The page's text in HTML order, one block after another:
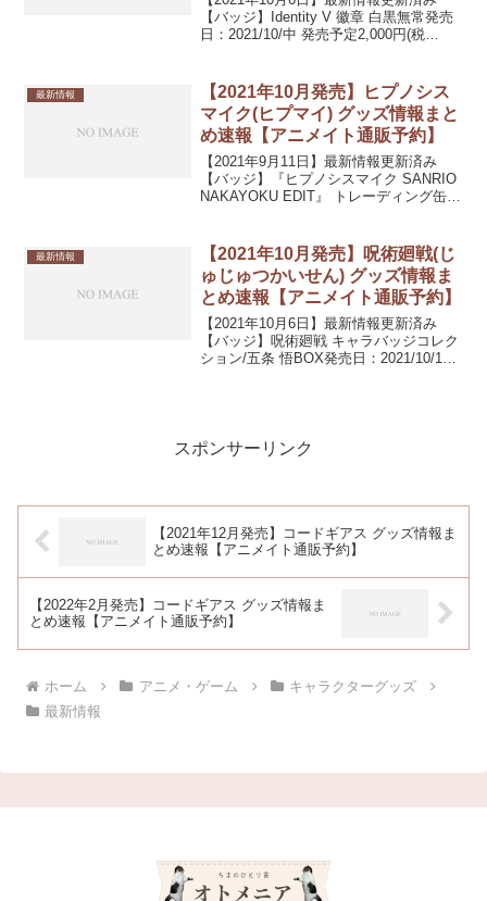
【バッジ】Identity V 徽章 白黒無常発売
日：2021/10/中 発売予定2,000円(税
最新情報
【2021年10月発売】ヒプノシス
マイク(ヒプマイ) グッズ情報まと
め速報【アニメイト通販予約】
【2021年9月11日】最新情報更新済み
【バッジ】『ヒプノシスマイク SANRIO
NAKAYOKU EDIT』 トレーディング缶バ
Division ...
最新情報
【2021年10月発売】呪術廻戦(じ
ゅじゅつかいせん) グッズ情報ま
とめ速報【アニメイト通販予約】
【2021年10月6日】最新情報更新済み
【バッジ】呪術廻戦 キャラバッジコレク
ション/五条 悟BOX発売日：2021/10/16
スポンサーリンク
【2021年12月発売】コードギアス グッズ情報ま
とめ速報【アニメイト通販予約】
【2022年2月発売】コードギアス グッズ情報ま
とめ速報【アニメイト通販予約】
ホーム アニメ・ゲーム
キャラクターグッズ
最新情報